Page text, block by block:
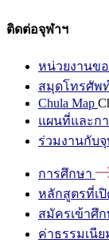
ติดต่อจุฬาฯ
หน่วยงานข
สมุดโทรศัพ
Chula Map
แผนที่และก
ร่วมงานกับจุ
การศึกษา
หลักสูตรที่เ
สมัครเข้าศึก
ค่าธรรมเนี